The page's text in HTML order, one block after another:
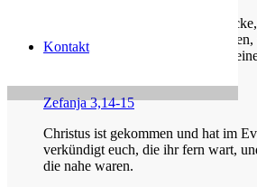
Kontakt
Jauchze, du Tochter Zion!
und sei fröhlich von ganzem Herzen,
Jerusalem! Denn der HERR hat
Zefanja 3,14-15
Christus ist gekommen und hat im
verkündigt euch, die ihr fern wart,
die nahe waren.